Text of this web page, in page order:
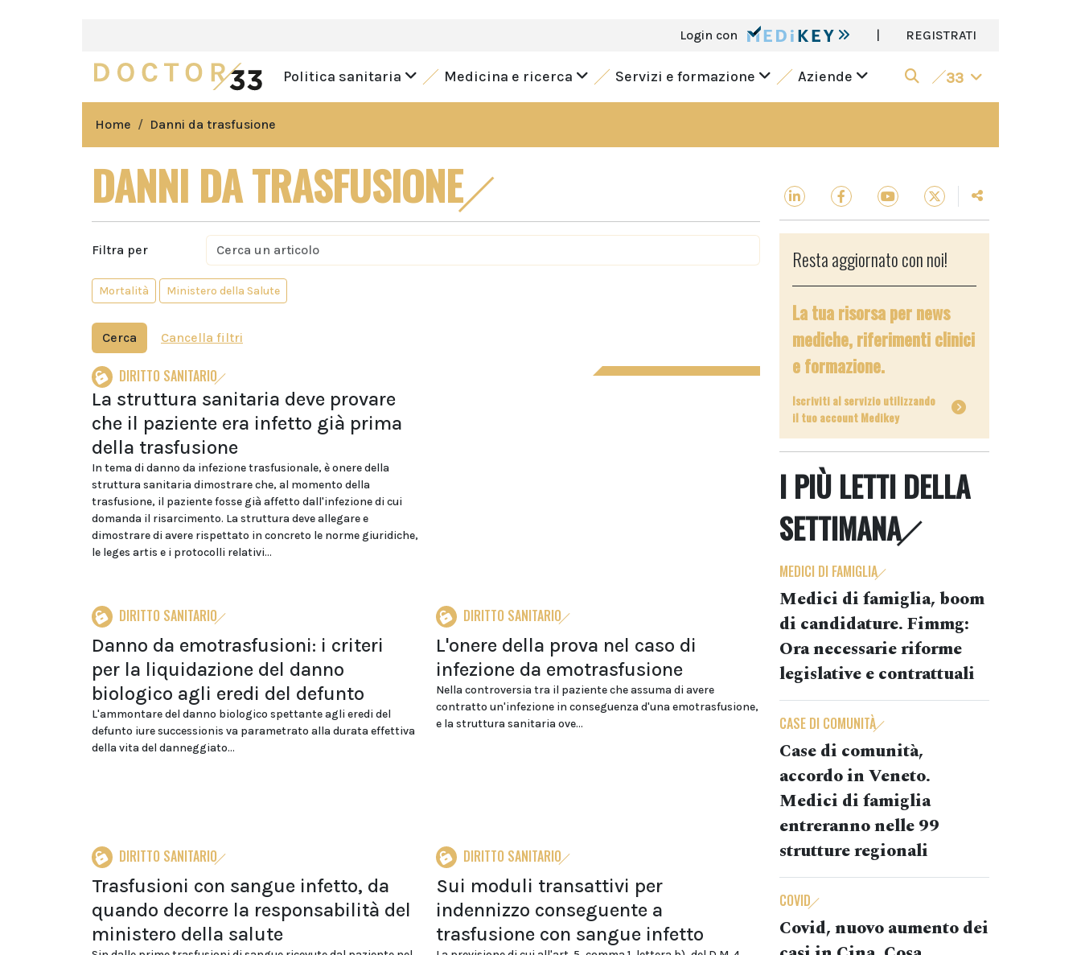
Login con | REGISTRATI
Politica sanitaria Medicina e ricerca Servizi e formazione Aziende 33
Home Danni da trasfusione
DANNI DA TRASFUSIONE
Filtra per
Mortalità Ministero della Salute
Cerca Cancella filtri
DIRITTO SANITARIO
La struttura sanitaria deve provare
che il paziente era infetto già prima
della trasfusione
In tema di danno da infezione trasfusionale, è onere della
struttura sanitaria dimostrare che, al momento della
trasfusione, il paziente fosse già affetto dall'infezione di cui
domanda il risarcimento. La struttura deve allegare e
dimostrare di avere rispettato in concreto le norme giuridiche,
le leges artis e i protocolli relativi...
DIRITTO SANITARIO
Danno da emotrasfusioni: i criteri
per la liquidazione del danno
biologico agli eredi del defunto
L'ammontare del danno biologico spettante agli eredi del
defunto iure successionis va parametrato alla durata effettiva
della vita del danneggiato...
DIRITTO SANITARIO
L'onere della prova nel caso di
infezione da emotrasfusione
Nella controversia tra il paziente che assuma di avere
contratto un'infezione in conseguenza d'una emotrasfusione,
e la struttura sanitaria ove...
DIRITTO SANITARIO
Trasfusioni con sangue infetto, da
quando decorre la responsabilità del
ministero della salute
DIRITTO SANITARIO
Sui moduli transattivi per
indennizzo conseguente a
trasfusione con sangue infetto
Resta aggiornato con noi!
La tua risorsa per news
mediche, riferimenti clinici
e formazione.
Iscriviti al servizio utilizzando
il tuo account Medikey
I PIÙ LETTI DELLA
SETTIMANA
MEDICI DI FAMIGLIA
Medici di famiglia, boom
di candidature. Fimmg:
Ora necessarie riforme
legislative e contrattuali
CASE DI COMUNITÀ
Case di comunità,
accordo in Veneto.
Medici di famiglia
entreranno nelle 99
strutture regionali
COVID
Covid, nuovo aumento dei